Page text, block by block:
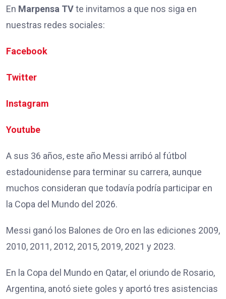
En Marpensa TVte invitamos a que nos siga en
nuestras redes sociales:
Facebook
Twitter
Instagram
Youtube
A sus 36 años, este año Messi arribó al fútbol
estadounidense para terminar su carrera, aunque
muchos consideran que todavía podría participar en
la Copa del Mundo del 2026.
Messi ganó los Balones de Oro en las ediciones 2009,
2010, 2011, 2012, 2015, 2019, 2021 y 2023.
En la Copa del Mundo en Qatar, el oriundo de Rosario,
Argentina, anotó siete goles y aportó tres asistencias